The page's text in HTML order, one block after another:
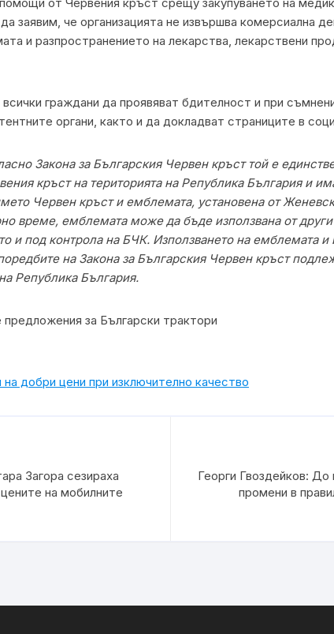
заявим, че организацията не извършва комерсиална
и разпространението на лекарства, лекарствени
граждани да проявяват бдителност и при
органи, както и да докладват страниците в
Закона за Българския Червен кръст той е
кръст на територията на Република България и
Червен кръст и емблемата, установена от
време, емблемата може да бъде използвана от
и под контрола на БЧК. Използването на емблемата
на Закона за Българския Червен кръст
Република България.
предложения за Български трактори
добри цени при изключително качество
Загора сезираха
на мобилните
Георги Гвоздейков:
промени в